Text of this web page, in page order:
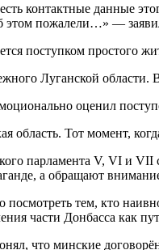
контактные данные
этом пожалели…» —
поступком простого
Луганской
оценил
область. Тот момент,
парламента V, VI и
а обращают
посмотреть тем, кто
части Донбасса как
что минские